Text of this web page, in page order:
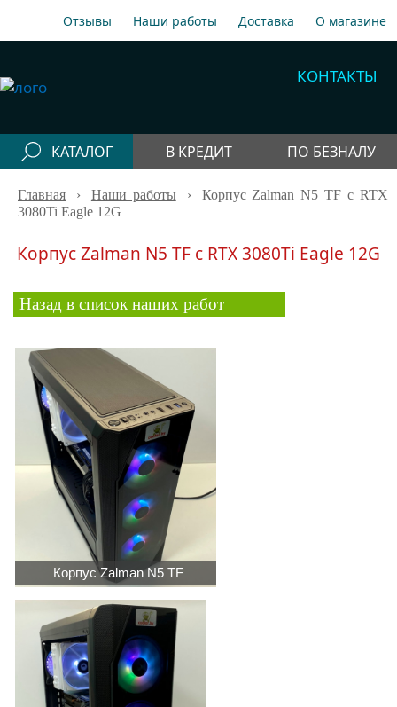
Отзывы Наши работы Доставка О магазине
КОНТАКТЫ
A1 +375 29 198-70-77
Гор +375 17 256-18-09
КАТАЛОГ В КРЕДИТ ПО БЕЗНАЛУ
Конфигураторы
Системные
Рабочие станции
Периферия
Собрать компьютер онлайн
Быстрый подбор компьютера
Главная › Наши работы ›
Корпус Zalman N5 TF с RTX
3080Ti Eagle 12G
Корпус Zalman N5 TF с RTX 3080Ti Eagle 12G
Назад в список наших работ
Корпус Zalman N5 TF